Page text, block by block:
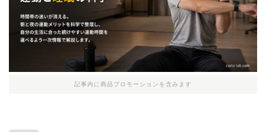
記事内に商品プロモーションを含みます